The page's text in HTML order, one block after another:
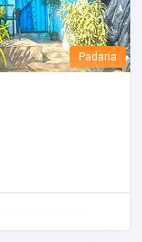
Padaria